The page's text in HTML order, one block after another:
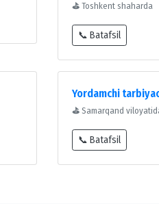
⛳ Toshkent shaharda
📞 Batafsil
Yordamchi
⛳ Samarqand
📞 Batafsil